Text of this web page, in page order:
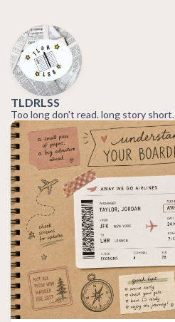
TLDRLSS
Too long don't read. long story short.